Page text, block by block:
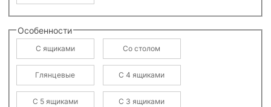
Особенности
С ящиками Со столом
Глянцевые С 4 ящиками
С 5 ящиками С 3 ящиками